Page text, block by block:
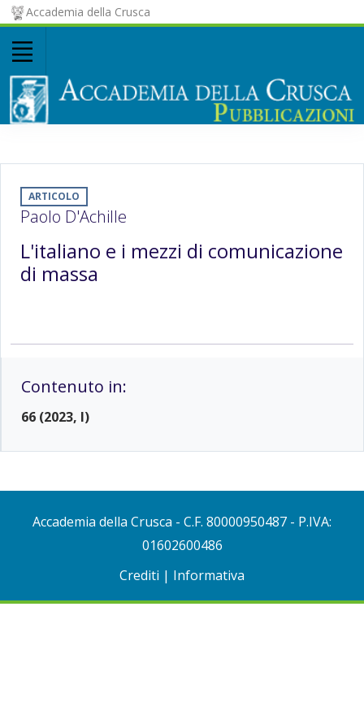
Accademia della Crusca
ARTICOLO
Paolo D'Achille
L'italiano e i mezzi di comunicazione
di massa
Contenuto in:
66 (2023, I)
Accademia della Crusca - C.F. 80000950487 - P.IVA:
01602600486
Crediti | Informativa